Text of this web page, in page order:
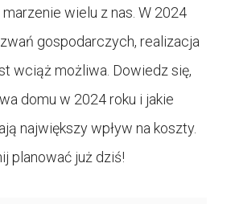
wielu z nas. W 2024
gospodarczych, realizacja
wciąż możliwa. Dowiedz się,
domu w 2024 roku i jakie
największy wpływ na koszty.
planować już dziś!